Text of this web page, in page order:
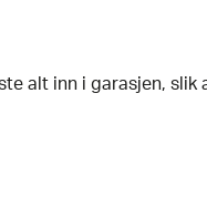
du tenker etter er